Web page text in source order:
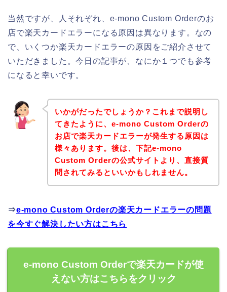
当然ですが、人それぞれ、e-mono Custom Orderのお
店で楽天カードエラーになる原因は異なります。なの
で、いくつか楽天カードエラーの原因をご紹介させて
いただきました。今日の記事が、なにか１つでも参考
になると幸いです。
いかがだったでしょうか？これまで説明し
てきたように、e-mono Custom Orderの
お店で楽天カードエラーが発生する原因は
様々あります。後は、下記e-mono
Custom Orderの公式サイトより、直接質
問されてみるといいかもしれません。
⇒e-mono Custom Orderの楽天カードエラーの問題
を今すぐ解決したい方はこちら
e-mono Custom Orderで楽天カードが使
えない方はこちらをクリック